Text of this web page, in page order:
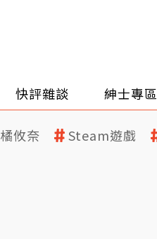
快評雜談 紳士專區
橘攸奈 Steam遊戲